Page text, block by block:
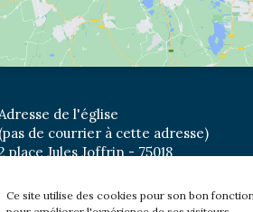
Ce site utilise des cookies pour son bon
de l'église
(pas de courrier à cette adresse)
place Jules Joffrin - 75018
Bus : Mairie du XVIII